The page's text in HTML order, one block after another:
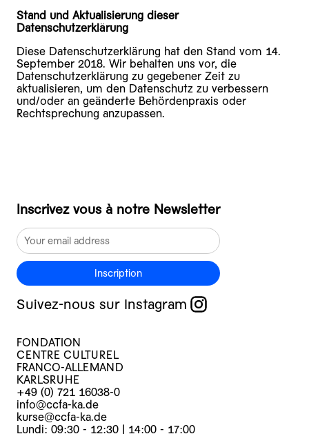
Stand und Aktualisierung dieser
Datenschutzerklärung
Diese Datenschutzerklärung hat den Stand vom 14.
September 2018. Wir behalten uns vor, die
Datenschutzerklärung zu gegebener Zeit zu
aktualisieren, um den Datenschutz zu verbessern
und/oder an geänderte Behördenpraxis oder
Rechtsprechung anzupassen.
Inscrivez vous à notre Newsletter
Inscription
Suivez-nous sur Instagram
FONDATION
CENTRE CULTUREL
FRANCO-ALLEMAND
KARLSRUHE
+49 (0) 721 16038-0
info@ccfa-ka.de
kurse@ccfa-ka.de
Lundi: 09:30 - 12:30 | 14:00 - 17:00